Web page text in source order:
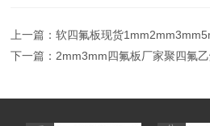
上一篇：软四氟板现货
下一篇： 2mm3mm四氟板厂家聚四氟